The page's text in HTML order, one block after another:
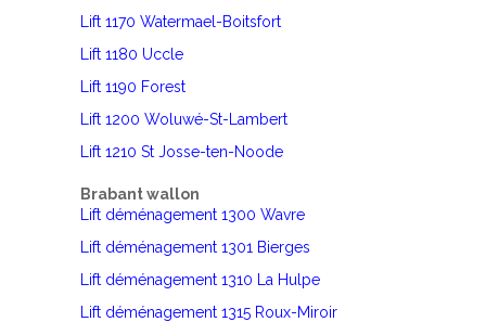
Lift 1170 Watermael-Boitsfort
Lift 1180 Uccle
Lift 1190 Forest
Lift 1200 Woluwé-St-Lambert
Lift 1210 St Josse-ten-Noode
Brabant wallon
Lift déménagement 1300 Wavre
Lift déménagement 1301 Bierges
Lift déménagement 1310 La Hulpe
Lift déménagement 1315 Roux-Miroir